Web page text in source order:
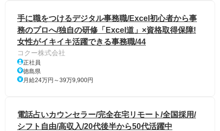
手に職をつけるデジタル事務職/Excel初心者から事
務のプロへ/独自の研修「Excel道」×資格取得保障!
女性がイキイキ活躍できる事務職/44
コクー株式会社
正社員
徳島県
月給24万円～39万9,900円
電話占いカウンセラー/完全在宅リモート/全国採用/
シフト自由/高収入/20代後半から50代活躍中